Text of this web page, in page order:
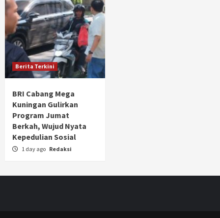
Berita Terkini
BRI Cabang Mega
Kuningan Gulirkan
Program Jumat
Berkah, Wujud Nyata
Kepedulian Sosial
1 day ago Redaksi